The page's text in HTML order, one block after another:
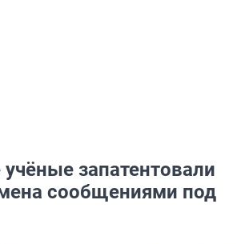
запатентовали
сообщениями под